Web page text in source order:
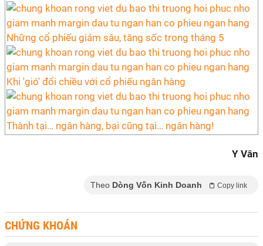
Những cổ phiếu giảm sâu, tăng sốc trong tháng 5
Khi 'gió' đổi chiều với cổ phiếu ngân hàng
Thành tại… ngân hàng, bại cũng tại… ngân hàng!
Y Vân
Theo Dòng Vốn Kinh Doanh Copy link
CHỨNG KHOÁN